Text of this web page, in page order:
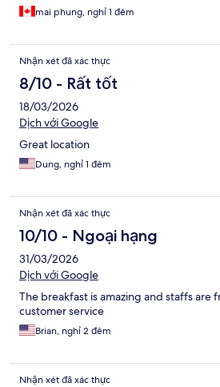
mai phung, nghỉ 1 đêm
Nhận xét đã xác thực
8/10 - Rất tốt
18/03/2026
Dịch với Google
Great location
Dung, nghỉ 1 đêm
Nhận xét đã xác thực
10/10 - Ngoại hạng
31/03/2026
Dịch với Google
The breakfast is amazing and staffs are
customer service
Brian, nghỉ 2 đêm
Nhận xét đã xác thực